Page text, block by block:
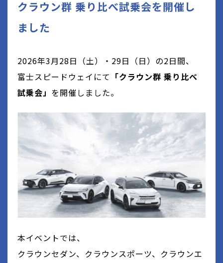
クラウン群 乗り比べ試乗会を開催し
ました
2026年3月28日（土）・29日（日）の2日間、
富士スピードウェイにて 「クラウン群 乗り比べ
試乗会」 を開催しました。
本イベントでは、
クラウンセダン、クラウンスポーツ、クラウンエ